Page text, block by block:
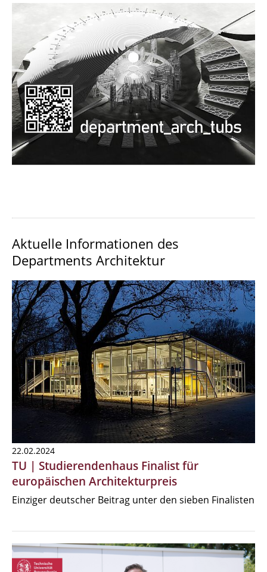
Alumni | cloud club
Dokumente und Downloads
Aktuelle Informationen des
Departments Architektur
22.02.2024
TU | Studierendenhaus Finalist für
europäischen Architekturpreis
Einziger deutscher Beitrag unter den sieben Finalisten